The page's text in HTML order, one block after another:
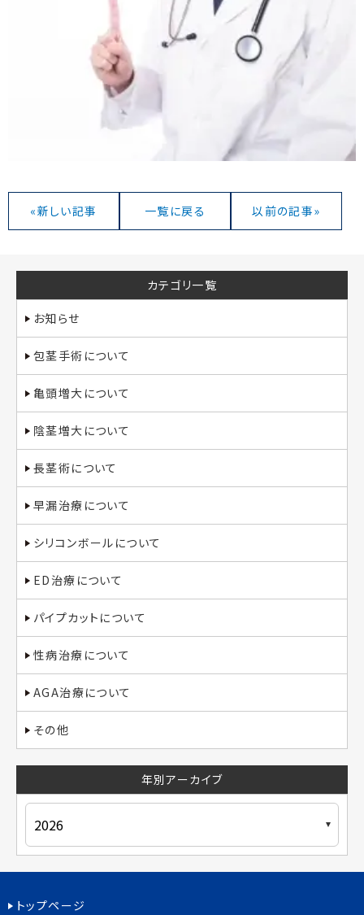
«新しい記事 一覧に戻る 以前の記事»
カテゴリ一覧
お知らせ
包茎手術について
亀頭増大について
陰茎増大について
長茎術について
早漏治療について
シリコンボールについて
ED治療について
パイプカットについて
性病治療について
AGA治療について
その他
年別アーカイブ
トップページ